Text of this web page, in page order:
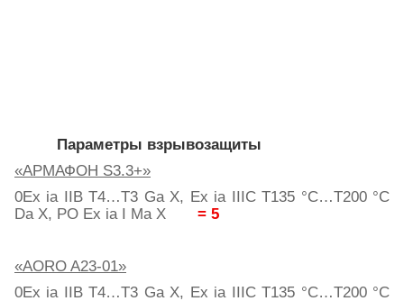
Параметры взрывозащиты
«АРМАФОН S3.3+»
0Ex ia IIB T4…T3 Ga X, Ex ia IIIC T135 °C…T200 °C
Da X, PO Ex ia I Ma X = 5
«AORO A23-01»
0Ex ia IIB T4…T3 Ga X, Ex ia IIIC T135 °C…T200 °C